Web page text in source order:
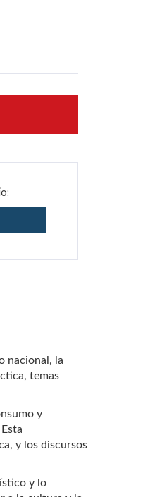
nacional, la
temas
y
y los discursos
y lo